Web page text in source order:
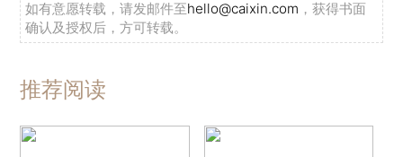
如有意愿转载，请发邮件至hello@caixin.com ，获得书面
确认及授权后，方可转载。
推荐阅读